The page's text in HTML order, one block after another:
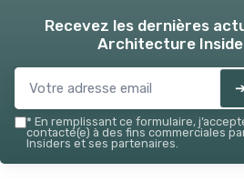
Recevez les dernières
Architecture
* En remplissant ce formulaire,
contacté(e) à des fins commerciales
Insiders et ses partenaires.